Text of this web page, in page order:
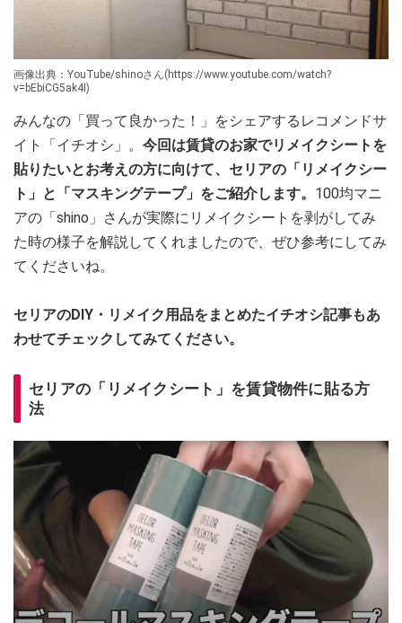
画像出典：YouTube/shinoさん(https://www.youtube.com/watch?
v=bEbiCG5ak4I)
みんなの「買って良かった！」をシェアするレコメンドサ
イト「イチオシ」。 今回は賃貸のお家でリメイクシートを
貼りたいとお考えの方に向けて、セリアの「リメイクシー
ト」と「マスキングテープ」をご紹介します。 100均マニ
アの「shino」さんが実際にリメイクシートを剥がしてみ
た時の様子を解説してくれましたので、ぜひ参考にしてみ
てくださいね。
セリアのDIY・リメイク用品をまとめたイチオシ記事もあ
わせてチェックしてみてください。
セリアの「リメイクシート」を賃貸物件に貼る方
法